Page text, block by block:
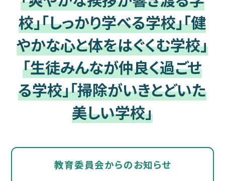
校」「しっかり学べる学校」「健
やかな心と体をはぐくむ学校」
「生徒みんなが仲良く過ごせ
る学校」「掃除がいきとどいた
美しい学校」
教育委員会からのお知らせ